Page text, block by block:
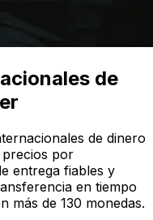
de
de dinero
precios por
entrega fiables y
en tiempo
más de 130 monedas.